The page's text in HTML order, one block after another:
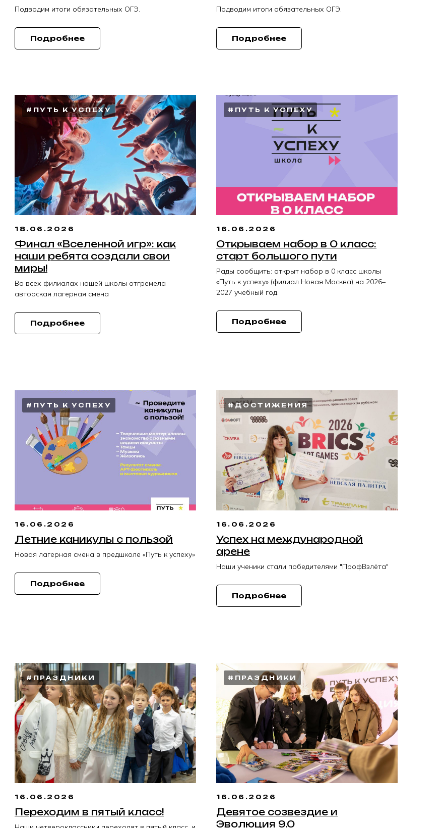
Подводим итоги обязательных ОГЭ.
Подробнее
Подводим итоги обязательных ОГЭ.
Подробнее
#ПУТЬ К УСПЕХУ
18.06.2026
Финал «Вселенной игр»: как
наши ребята создали свои
миры!
Во всех филиалах нашей школы отгремела
авторская лагерная смена
Подробнее
#ПУТЬ К УСПЕХУ
16.06.2026
Открываем набор в 0 класс:
старт большого пути
Рады сообщить: открыт набор в 0 класс школы
«Путь к успеху» (филиал Новая Москва) на 2026–
2027 учебный год.
Подробнее
#ПУТЬ К УСПЕХУ
16.06.2026
Летние каникулы с пользой
Новая лагерная смена в предшколе «Путь к успеху»
Подробнее
#ДОСТИЖЕНИЯ
16.06.2026
Успех на международной
арене
Наши ученики стали победителями "ПрофВзлёта"
Подробнее
#ПРАЗДНИКИ
16.06.2026
Переходим в пятый класс!
#ПРАЗДНИКИ
16.06.2026
Девятое созвездие и
Эволюция 9.0